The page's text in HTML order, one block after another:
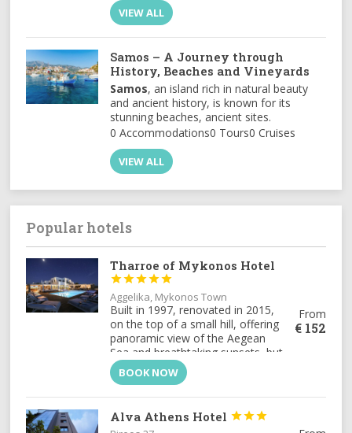
VIEW ALL
Samos – A Journey through
History, Beaches and Vineyards
Samos, an island rich in natural beauty
and ancient history, is known for its
stunning beaches, ancient sites.
0 Accommodations0 Tours0 Cruises
VIEW ALL
Popular hotels
Tharroe of Mykonos Hotel





Aggelika, Mykonos Town
From
€ 152
Built in 1997, renovated in 2015,
on the top of a small hill, offering
panoramic view of the Aegean
Sea and breathtaking sunsets, but
still only 900m from town center,
the Tharr...
BOOK NOW
Alva Athens Hotel 

